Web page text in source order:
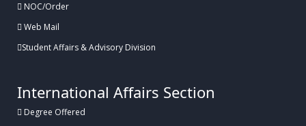
NOC/Order
Web Mail
Student Affairs & Advisory Division
International Affairs Section
Degree Offered